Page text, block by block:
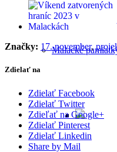
Malacké
Značky: 17. november,
Zdielať na
Zdielať Facebook
Zdielať Twitter
Zdieľať na Google+
Zdielať Pinterest
Zdielať Linkedin
Share by Mail